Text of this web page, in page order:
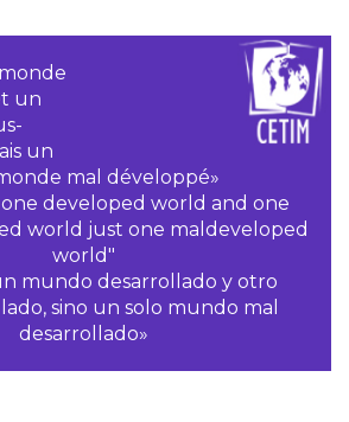
un
un
mal développé»
developed world and one
world just one maldeveloped
world"
mundo desarrollado y otro
sino un solo mundo mal
desarrollado»